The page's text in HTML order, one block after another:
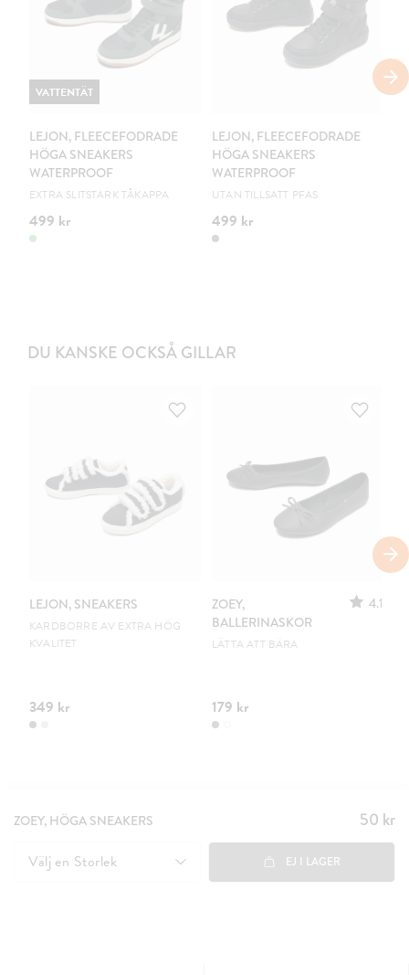
LEJON, FLEECEFODRADE
HÖGA SNEAKERS
WATERPROOF
EXTRA SLITSTARK TÅKAPPA
499 kr
VATTENTÄT
LEJON, FLEECEFODRADE
HÖGA SNEAKERS
WATERPROOF
UTAN TILLSATT PFAS
499 kr
DU KANSKE OCKSÅ GILLAR
LEJON, SNEAKERS
KARDBORRE AV EXTRA HÖG
KVALITET
349 kr
ZOEY,
BALLERINASKOR
4.1
LÄTTA ATT BÄRA
179 kr
ZOEY, HÖGA SNEAKERS Pris:
50 kr
50 kr
Välj en Storlek EJ I LAGER